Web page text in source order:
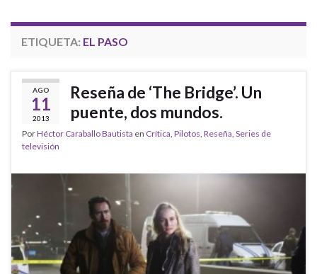
ETIQUETA: EL PASO
AGO
11
2013
Reseña de ‘The Bridge’. Un
puente, dos mundos.
PorHéctor Caraballo Bautista en Crítica Pilotos Reseña Series de
televisión